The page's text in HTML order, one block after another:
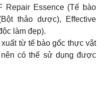
Repair Essence (Tế bào
thảo dược), Effective
làm đẹp).
từ tế bào gốc thực vật
có thể sử dụng được